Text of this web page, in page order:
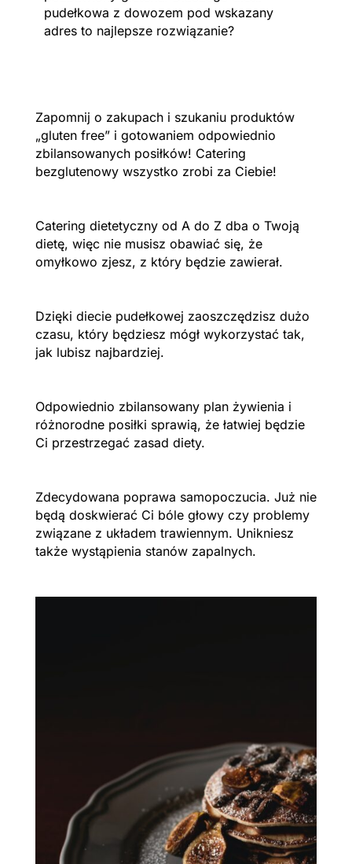
pudełkowa z dowozem pod wskazany
adres to najlepsze rozwiązanie?
Zapomnij o zakupach i szukaniu produktów
„gluten free” i gotowaniem odpowiednio
zbilansowanych posiłków! Catering
bezglutenowy wszystko zrobi za Ciebie!
Catering dietetyczny od A do Z dba o Twoją
dietę, więc nie musisz obawiać się, że
omyłkowo zjesz, z który będzie zawierał.
Dzięki diecie pudełkowej zaoszczędzisz dużo
czasu, który będziesz mógł wykorzystać tak,
jak lubisz najbardziej.
Odpowiednio zbilansowany plan żywienia i
różnorodne posiłki sprawią, że łatwiej będzie
Ci przestrzegać zasad diety.
Zdecydowana poprawa samopoczucia. Już nie
będą doskwierać Ci bóle głowy czy problemy
związane z układem trawiennym. Unikniesz
także wystąpienia stanów zapalnych.